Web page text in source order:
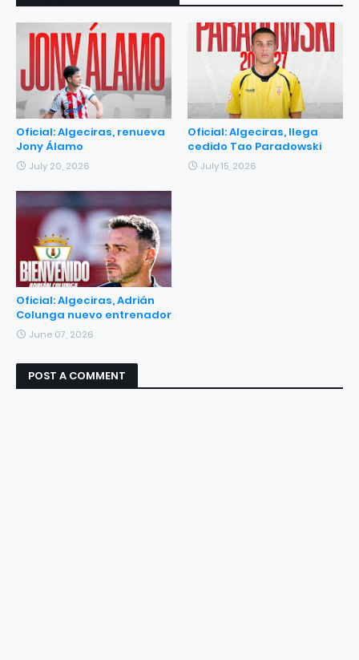
Oficial: Algeciras, renueva
Jony Álamo
July 20, 2026
Oficial: Algeciras, llega
cedido Tao Paradowski
July 15, 2026
Oficial: Algeciras, Adrián
Colunga nuevo entrenador
June 07, 2026
POST A COMMENT